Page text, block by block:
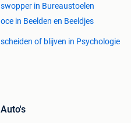
swopper in Bureaustoelen
oce in Beelden en Beeldjes
scheiden of blijven in Psychologie
Auto's